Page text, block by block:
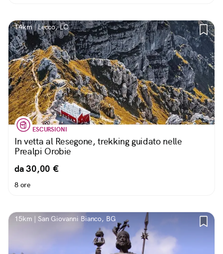
14km | Lecco, LC
ESCURSIONI
In vetta al Resegone, trekking guidato nelle
Prealpi Orobie
da 30,00 €
8 ore
15km | San Giovanni Bianco, BG